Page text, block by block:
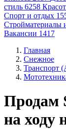
стиль 6258
Спорт и отдых
Стройматериалы
Вакансии 1417
Главная
Снежное
Транспорт
Продам
на ходу